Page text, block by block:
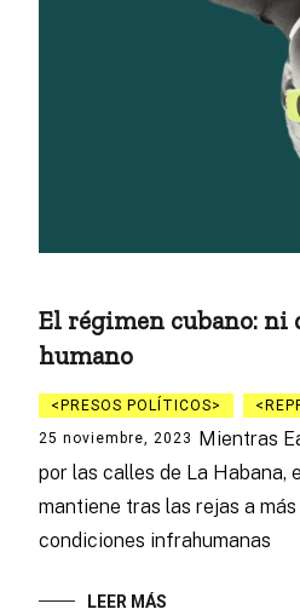
El régimen cubano: ni
humano
PRESOS POLÍTICOS
25 noviembre, 2023
Mientras
por las calles de La Habana,
mantiene tras las rejas a
condiciones infrahumanas
LEER MÁS